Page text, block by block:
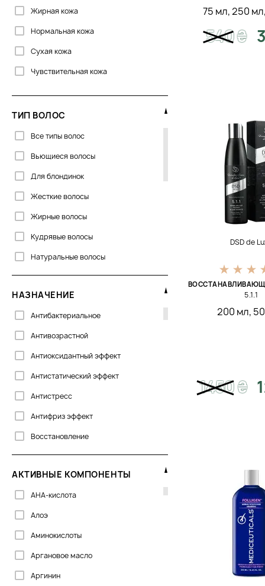
Neofollics
Nubea
Olaplex
Orising
Увлажняющий
Жирная кожа
Нормальная кожа
Сухая кожа
Чувствительная кожа
ТИП ВОЛОС
Все типы волос
Вьющиеся волосы
Для блондинок
Жесткие волосы
Жирные волосы
Кудрявые волосы
Натуральные волосы
Непослушные волосы
Нормальные волосы
Окрашеные волосы
Осветленные волосы
Ослабленные волосы
Поврежденные волосы
Пористые волосы
Седые волосы
Сухие/Ломкие волосы
Тонкие волосы
НАЗНАЧЕНИЕ
Антибактериальное
Антивозрастной
Антиоксидантный эффект
Антистатический эффект
Антистресс
Антифриз эффект
Восстановление
Выравнивание
Выравнивание тона
Гладкость
Дезодорирование
Детокс
Для блеска
Для волос
АКТИВНЫЕ КОМПОНЕНТЫ
AHA-кислота
Алоэ
Аминокислоты
Аргановое масло
Аргинин
75 мл,250 мл,
540₴
DSD de
5.1.1
200 мл,
1450₴